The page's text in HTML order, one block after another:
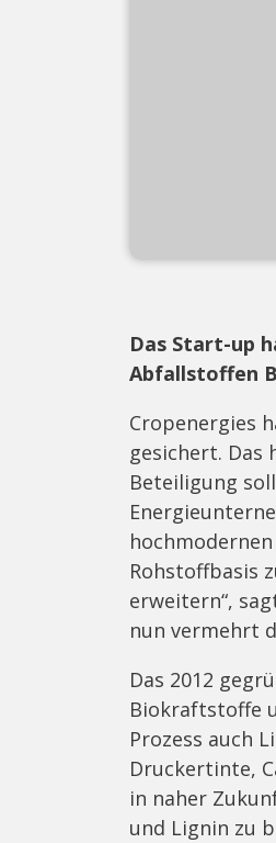
Das Start-up
Abfallstoffen
Cropenergies
gesichert. Das
Beteiligung
Rohstoffbasis
erweitern“,
nun vermehrt
Das 2012
Biokraftstoffe
Prozess auch
Druckertinte,
in naher
und Lignin zu